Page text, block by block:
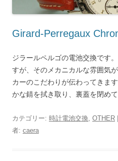
Girard-Perregaux
ジラールペルゴの電池交換です
すが、そのメカニカルな雰囲気
カーのこだわりが伝わってきま
かな錆を拭き取り、裏蓋を閉め
カテゴリー: 時計電池交換, OTHER
者: caera